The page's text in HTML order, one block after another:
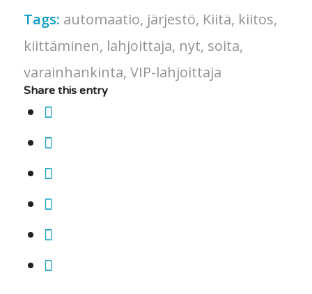
Tags: automaatio, järjestö, Kiitä, kiitos,
kiittäminen, lahjoittaja, nyt, soita,
varainhankinta, VIP-lahjoittaja
Share this entry